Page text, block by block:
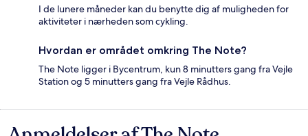
I de lunere måneder kan du benytte dig af muligheden for
aktiviteter i nærheden som cykling.
Hvordan er området omkring The Note?
The Note ligger i Bycentrum, kun 8 minutters gang fra Vejle
Station og 5 minutters gang fra Vejle Rådhus.